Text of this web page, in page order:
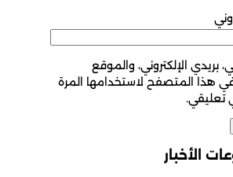
بريدي الإلكتروني، والموقع
في هذا المتصفح لاستخدامها المرة
تعليقي.
الأخبار